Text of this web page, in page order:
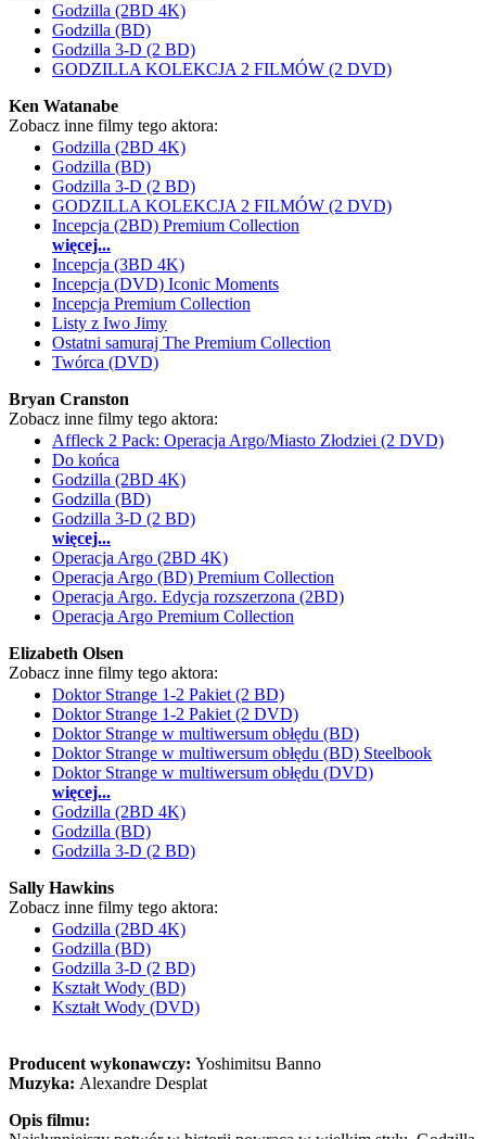
Godzilla (2BD 4K)
Godzilla (BD)
Godzilla 3-D (2 BD)
GODZILLA KOLEKCJA 2 FILMÓW (2 DVD)
Ken Watanabe
Zobacz inne filmy tego aktora:
Godzilla (2BD 4K)
Godzilla (BD)
Godzilla 3-D (2 BD)
GODZILLA KOLEKCJA 2 FILMÓW (2 DVD)
Incepcja (2BD) Premium Collection
więcej...
Incepcja (3BD 4K)
Incepcja (DVD) Iconic Moments
Incepcja Premium Collection
Listy z Iwo Jimy
Ostatni samuraj The Premium Collection
Twórca (DVD)
Bryan Cranston
Zobacz inne filmy tego aktora:
Affleck 2 Pack: Operacja Argo/Miasto Złodziei (2 DVD)
Do końca
Godzilla (2BD 4K)
Godzilla (BD)
Godzilla 3-D (2 BD)
więcej...
Operacja Argo (2BD 4K)
Operacja Argo (BD) Premium Collection
Operacja Argo. Edycja rozszerzona (2BD)
Operacja Argo Premium Collection
Elizabeth Olsen
Zobacz inne filmy tego aktora:
Doktor Strange 1-2 Pakiet (2 BD)
Doktor Strange 1-2 Pakiet (2 DVD)
Doktor Strange w multiwersum obłędu (BD)
Doktor Strange w multiwersum obłędu (BD) Steelbook
Doktor Strange w multiwersum obłędu (DVD)
więcej...
Godzilla (2BD 4K)
Godzilla (BD)
Godzilla 3-D (2 BD)
Sally Hawkins
Zobacz inne filmy tego aktora:
Godzilla (2BD 4K)
Godzilla (BD)
Godzilla 3-D (2 BD)
Kształt Wody (BD)
Kształt Wody (DVD)
Producent wykonawczy: Yoshimitsu Banno
Muzyka: Alexandre Desplat
Opis filmu: